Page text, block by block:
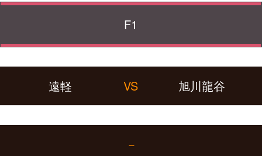
F1
遠軽 VS 旭川龍谷
－